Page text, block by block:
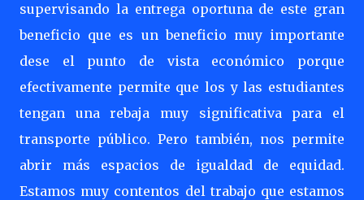
supervisando la entrega oportuna de este gran
beneficio que es un beneficio muy importante
dese el punto de vista económico porque
efectivamente permite que los y las estudiantes
tengan una rebaja muy significativa para el
transporte público. Pero también, nos permite
abrir más espacios de igualdad de equidad.
Estamos muy contentos del trabajo que estamos